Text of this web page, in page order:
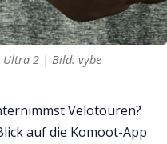
Ultra 2 | Bild: vybe
Velotouren?
auf die Komoot-App